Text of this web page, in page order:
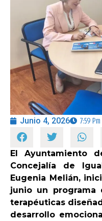
5ª COLUMNA
CARTAS DEL DIRECTOR
ENTREVISTAS
OPINIÓN
PROGRAMAS
Junio 4, 2026 7:59 Pm
El Ayuntamiento
Concejalía de
Eugenia Melián,
junio un programa
terapéuticas
desarrollo